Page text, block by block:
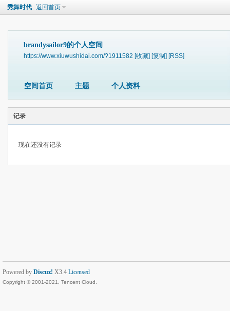
秀舞时代 返回首页
brandysailor9的个人空间
https://www.xiuwushidai.com/?1911582 [收藏] [复制] [RSS]
空间首页 主题 个人资料
记录
现在还没有记录
Powered by Discuz! X3.4 Licensed
Copyright © 2001-2021, Tencent Cloud.